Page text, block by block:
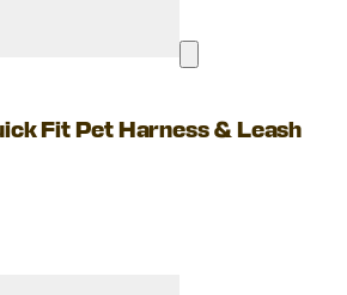
Fit Pet Harness & Leash